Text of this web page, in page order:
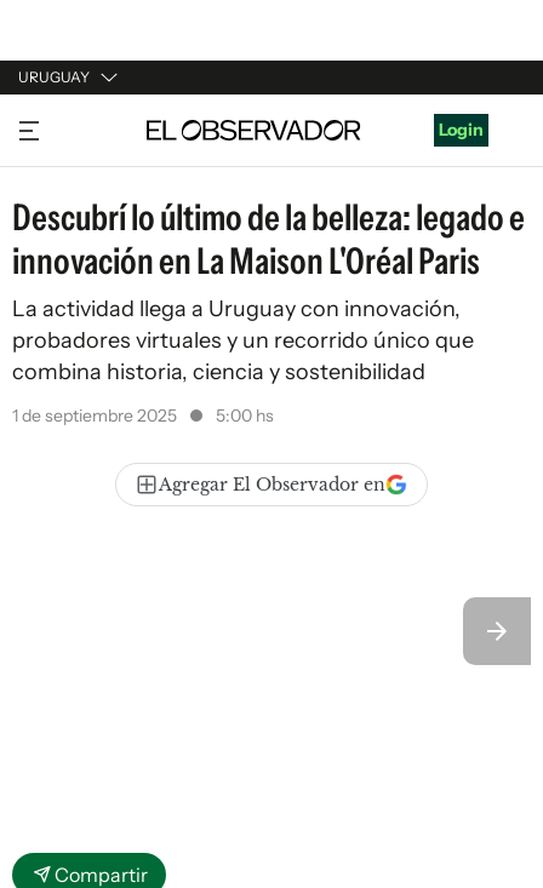
URUGUAY
URUGUAY
ARGENTINA
ESPAÑA
ESTADOS UNIDOS
Login
Descubrí lo último de la belleza: legado e
innovación en La Maison L'Oréal Paris
La actividad llega a Uruguay con innovación,
probadores virtuales y un recorrido único que
combina historia, ciencia y sostenibilidad
1 de septiembre 2025 5:00 hs
Agregar El Observador en
Compartir